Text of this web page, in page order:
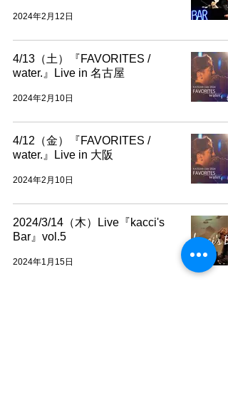
2024年2月12日
4/13（土）『FAVORITES /
water.』Live in 名古屋
2024年2月10日
4/12（金）『FAVORITES /
water.』Live in 大阪
2024年2月10日
2024/3/14（木）Live『kacci's
Bar』vol.5
2024年1月15日